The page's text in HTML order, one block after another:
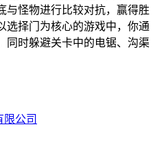
与怪物进行比较对抗，赢得胜
选择门为核心的游戏中，你通
同时躲避关卡中的电锯、沟渠
限公司